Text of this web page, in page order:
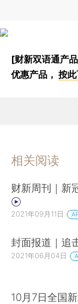
[财新双语通产
优惠产品，按
相关阅读
财新周刊｜新
2021年09月11日
封面报道｜追
2021年06月04日
10月7日全国